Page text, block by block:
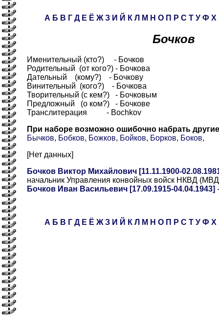
А Б В Г Д Е Ё Ж З И Й К Л М Н О П Р С Т У Ф Х
Бочков
Именительный (кто?) - Бочков
Родительный (от кого?) - Бочкова
Дательный (кому?) - Бочкову
Винительный (кого?) - Бочкова
Творительный (с кем?) - Бочковым
Предложный (о ком?) - Бочкове
Транслитерация - Bochkov
При наборе возможно ошибочно набрать
Бычков, Бобков, Божков, Бойков, Борков, Боков,
[Нет данных]
Бочков Виктор Михайлович [11.11.1900-
начальник Управления конвойных войск НКВД
Бочков Иван Васильевич [17.09.1915-04.04.1943]
А Б В Г Д Е Ё Ж З И Й К Л М Н О П Р С Т У Ф Х